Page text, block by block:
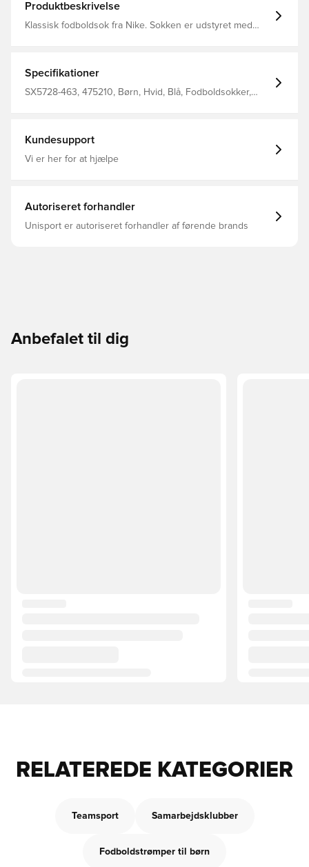
Produktbeskrivelse
Klassisk fodboldsok fra Nike. Sokken er udstyret med
Specifikationer
SX5728-463, 475210, Børn, Hvid, Blå, Fodboldsokker,
Kundesupport
Vi er her for at hjælpe
Autoriseret forhandler
Unisport er autoriseret forhandler af førende brands
Anbefalet til dig
RELATEREDE KATEGORIER
Teamsport Samarbejdsklubber
Fodboldstrømper til børn